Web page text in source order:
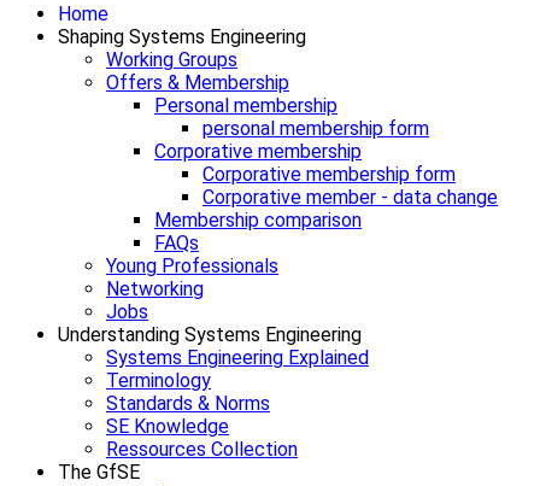
Home
Shaping Systems Engineering
Working Groups
Offers & Membership
Personal membership
personal membership form
Corporative membership
Corporative membership form
Corporative member - data change
Membership comparison
FAQs
Young Professionals
Networking
Jobs
Understanding Systems Engineering
Systems Engineering Explained
Terminology
Standards & Norms
SE Knowledge
Ressources Collection
The GfSE